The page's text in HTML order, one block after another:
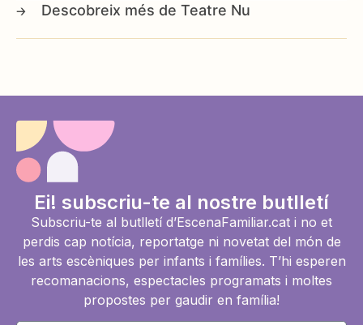
Teatre Nu
Ei! subscriu-te al nostre butlletí
Subscriu-te al butlletí d’EscenaFamiliar.cat i no et
perdis cap notícia, reportatge ni novetat del món de
les arts escèniques per infants i famílies. T’hi esperen
recomanacions, espectacles programats i moltes
propostes per gaudir en família!